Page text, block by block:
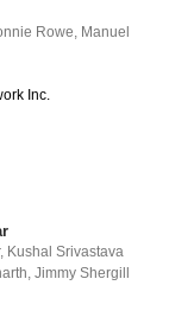
Rowe Manuel
Inc.
, Kushal Srivastava
,Jimmy Shergill